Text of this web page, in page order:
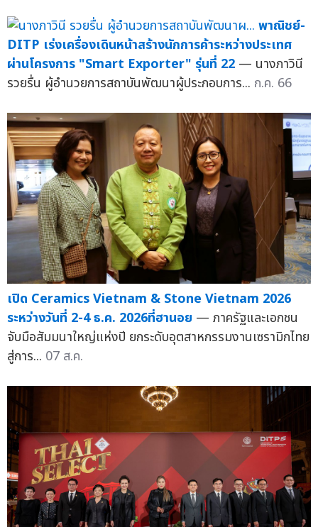
พาณิชย์-
DITP เร่งเครื่องเดินหน้าสร้างนักการค้าระหว่างประเทศ
ผ่านโครงการ "Smart Exporter" รุ่นที่ 22 — นางภาวินี
รวยรื่น ผู้อำนวยการสถาบันพัฒนาผู้ประกอบการ... ก.ค. 66
เปิด Ceramics Vietnam & Stone Vietnam 2026
ระหว่างวันที่ 2-4 ธ.ค. 2026ที่ฮานอย — ภาครัฐและเอกชน
จับมือสัมมนาใหญ่แห่งปี ยกระดับอุตสาหกรรมงานเซรามิกไทย
สู่การ... 07 ส.ค.